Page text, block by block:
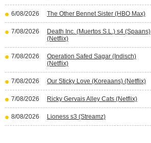
6/08/2026 The Other Bennet Sister (HBO Max)
7/08/2026
Death Inc. (Muertos S.L.) s4 (Spaans)
(Netflix)
7/08/2026
Operation Safed Sagar (Indisch)
(Netflix)
7/08/2026 Our Sticky Love (Koreaans) (Netflix)
7/08/2026 Ricky Gervais Alley Cats (Netflix)
8/08/2026 Lioness s3 (Streamz)